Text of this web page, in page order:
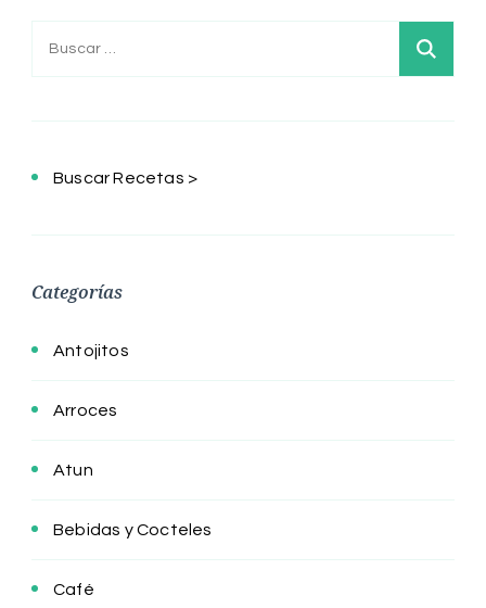
Buscar:
Buscar Recetas >
Categorías
Antojitos
Arroces
Atun
Bebidas y Cocteles
Café